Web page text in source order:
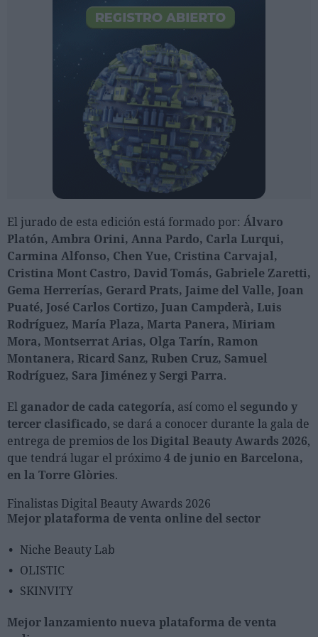
El jurado de esta edición está formado por: Álvaro
Platón, Ambra Orini, Anna Pardo, Carla Lurqui,
Carmina Alfonso, Chen Yue, Cristina Carvajal,
Cristina Mont Castro, David Tomás, Gabriele Zaretti,
Gema Herrerías, Gerard Prats, Jaime del Valle, Joan
Puaté, José Carlos Cortizo, Juan Campderà, Luis
Rodríguez, María Plaza, Marta Panera, Miriam
Mora, Montserrat Arias, Olga Tarín, Ramon
Montanera, Ricard Sanz, Ruben Cruz, Samuel
Rodríguez, Sara Jiménez y Sergi Parra.
El ganador de cada categoría, así como el segundo y
tercer clasificado, se dará a conocer durante la gala de
entrega de premios de losDigital Beauty Awards 2026,
que tendrá lugar el próximo 4 de junio en Barcelona,
en la Torre Glòries.
Finalistas Digital Beauty Awards 2026
Mejor plataforma de venta online del sector
Niche Beauty Lab
OLISTIC
SKINVITY
Mejor lanzamiento nueva plataforma de venta